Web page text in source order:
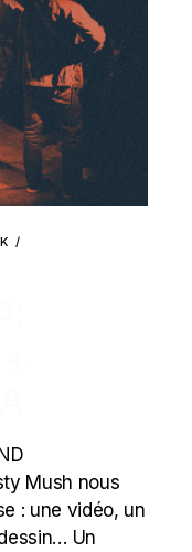
Mush nous
: une vidéo, un
Un